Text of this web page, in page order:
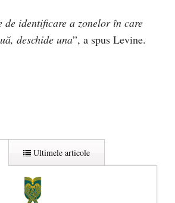
de identificare a zonelor în care
deschide una”, a spus Levine.
Ultimele articole